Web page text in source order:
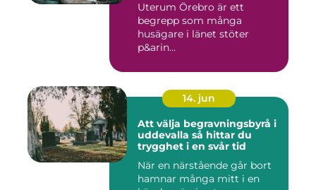
Uterum Örebro är ett
begrepp som många
husägare i länet stöter
p&arin...
14. jun
Att välja begravningsbyrå i
uddevalla så hittar du
trygghet i en svår tid
När en närstående går bort
hamnar många mitt i en